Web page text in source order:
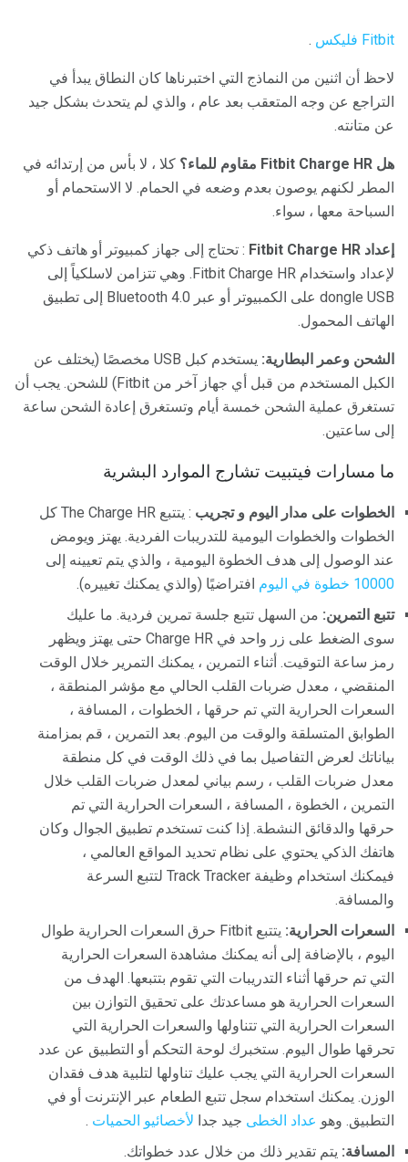
Fitbit فليكس .
لاحظ أن اثنين من النماذج التي اختبرناها كان النطاق يبدأ في
التراجع عن وجه المتعقب بعد عام ، والذي لم يتحدث بشكل جيد
عن متانته.
هل Fitbit Charge HR مقاوم للماء؟
كلا ، لا بأس من إرتدائه في
المطر لكنهم يوصون بعدم وضعه في الحمام. لا الاستحمام أو
السباحة معها ، سواء.
إعداد Fitbit Charge HR
: تحتاج إلى جهاز كمبيوتر أو هاتف ذكي
لإعداد واستخدام Fitbit Charge HR. وهي تتزامن لاسلكياً إلى
dongle USB على الكمبيوتر أو عبر Bluetooth 4.0 إلى تطبيق
الهاتف المحمول.
الشحن وعمر البطارية:
يستخدم كبل USB مخصصًا (يختلف عن
الكبل المستخدم من قبل أي جهاز آخر من Fitbit) للشحن. يجب أن
تستغرق عملية الشحن خمسة أيام وتستغرق إعادة الشحن ساعة
إلى ساعتين.
ما مسارات فيتبيت تشارج الموارد البشرية
الخطوات على مدار اليوم و تجريب
: يتتبع The Charge HR كل
الخطوات والخطوات اليومية للتدريبات الفردية. يهتز ويومض
عند الوصول إلى هدف الخطوة اليومية ، والذي يتم تعيينه إلى
10000 خطوة في اليوم
افتراضيًا (والذي يمكنك تغييره).
تتبع التمرين: من السهل تتبع جلسة تمرين فردية. ما عليك
سوى الضغط على زر واحد في Charge HR حتى يهتز ويظهر
رمز ساعة التوقيت. أثناء التمرين ، يمكنك التمرير خلال الوقت
المنقضي ، معدل ضربات القلب الحالي مع مؤشر المنطقة ،
السعرات الحرارية التي تم حرقها ، الخطوات ، المسافة ،
الطوابق المتسلقة والوقت من اليوم. بعد التمرين ، قم بمزامنة
بياناتك لعرض التفاصيل بما في ذلك الوقت في كل منطقة
معدل ضربات القلب ، رسم بياني لمعدل ضربات القلب خلال
التمرين ، الخطوة ، المسافة ، السعرات الحرارية التي تم
حرقها والدقائق النشطة. إذا كنت تستخدم تطبيق الجوال وكان
هاتفك الذكي يحتوي على نظام تحديد المواقع العالمي ،
فيمكنك استخدام وظيفة Track Tracker لتتبع السرعة
والمسافة.
السعرات الحرارية:
يتتبع Fitbit حرق السعرات الحرارية طوال
اليوم ، بالإضافة إلى أنه يمكنك مشاهدة السعرات الحرارية
التي تم حرقها أثناء التدريبات التي تقوم بتتبعها. الهدف من
السعرات الحرارية هو مساعدتك على تحقيق التوازن بين
السعرات الحرارية التي تتناولها والسعرات الحرارية التي
تحرقها طوال اليوم. ستخبرك لوحة التحكم أو التطبيق عن عدد
السعرات الحرارية التي يجب عليك تناولها لتلبية هدف فقدان
الوزن. يمكنك استخدام سجل تتبع الطعام عبر الإنترنت أو في
التطبيق. وهو عداد الخطى جيد جدا لأخصائيو الحميات .
المسافة: يتم تقدير ذلك من خلال عدد خطواتك.